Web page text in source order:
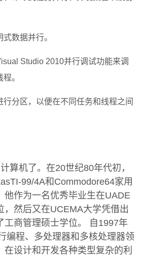
数据并行。
Studio 2010并行调试功能来调
。
分区，以便在不同任务和线程之间
算机了。在20世纪80年代初，
99/4A和Commodore64家用
他作为一名优秀毕业生在UADE
，然后又在UCEMA大学凭借出
工商管理硕士学位。 自1997年
编程、多处理器和多核处理器领
设计和开发各种类型复杂的利